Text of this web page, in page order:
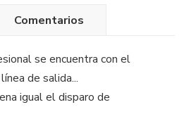
Comentarios
se encuentra con el
de salida...
igual el disparo de